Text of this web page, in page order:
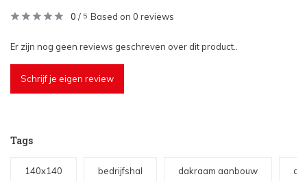
0 / 5 Based on 0 reviews
Er zijn nog geen reviews geschreven over dit product..
Schrijf je eigen review
Tags
140x140 bedrijfshal dakraam aanbouw